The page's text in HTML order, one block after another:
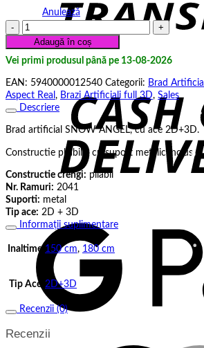
Anulează
Cantitate
Brad
artificial
SNOW
Adaugă în coș
Vei primi produsul până pe 13-08-2026
EAN: 5940000012540 Categorii: Brad Artificial
Aspect Real , Brazi Artificiali full 3D, Sales
Descriere
Brad artificial SNOW ANGEL, cu ace 2D+3D.
Constructie pliabila, cu suport metalic inclus
Constructie crengi: pliabil
Nr. Ramuri: 2041
Suporti: metal
Tip ace: 2D + 3D
Informații suplimentare
Inaltime 150 cm, 180 cm
Tip Ace 2D+3D
Recenzii (0)
Recenzii